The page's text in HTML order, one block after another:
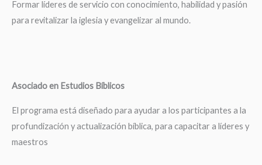
Formar líderes de servicio con conocimiento, habilidad y pasión
para revitalizar la iglesia y evangelizar al mundo.
Asociado en Estudios Bíblicos
El programa está diseñado para ayudar a los participantes a la
profundización y actualización bíblica, para capacitar a líderes y
maestros